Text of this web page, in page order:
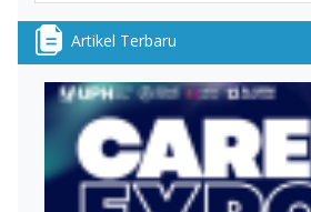
Artikel Terbaru